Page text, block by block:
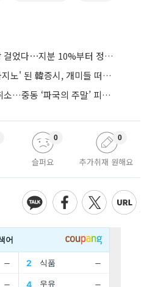
프랑스, 외국인 투자 빗장 걸었다⋯지분 10%부터 정부가 승인
"다신 국장 안 한다"⋯'카지노' 된 韓증시, 개미들 떠난다
트럼프, 이란 공격 전격 취소…중동 ‘파국의 주말’ 피했다
슬퍼요
0
추가취재 원해요
0